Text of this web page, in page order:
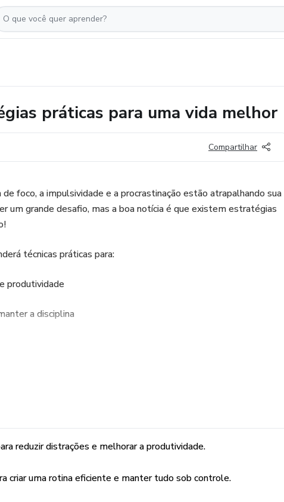
práticas para uma vida melhor
Compartilhar
foco, a impulsividade e a procrastinação estão atrapalhando sua
um grande desafio, mas a boa notícia é que existem estratégias
técnicas práticas para:
produtividade
a disciplina
e a impulsividade
da própria vida e transformar desafios em oportunidades!
o controle e viver seu potencial máximo!
reduzir distrações e melhorar a produtividade.
criar uma rotina eficiente e manter tudo sob controle.